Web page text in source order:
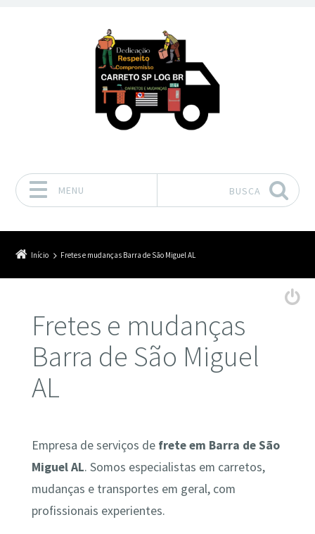
MENU BUSCA
Início Fretes e mudanças Barra de São Miguel AL
Fretes e mudanças
Barra de São Miguel
AL
Empresa de serviços de frete em Barra de São
Miguel AL. Somos especialistas em carretos,
mudanças e transportes em geral, com
profissionais experientes.